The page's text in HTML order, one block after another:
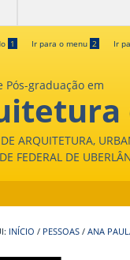
1 Ir para o menu 2 Ir
Pós-graduação em
ARQUITETURA,
FEDERAL DE
INÍCIO / PESSOAS / ANA